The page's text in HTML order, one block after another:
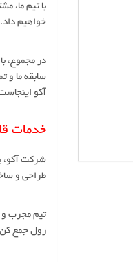
با تیم ما،
خواهیم
در مجموع،
سابقه ما و
آکو
خدمات
شرکت آکو،
طراحی و
تیم مجرب و
رول جمع کن